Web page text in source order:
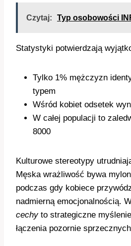
Czytaj: Typ osobowości
Statystyki potwierdzają
Tylko 1% mężczyzn
typem
Wśród kobiet odsetek
W całej populacji to
8000
Kulturowe stereotypy
Męska wrażliwość bywa
podczas gdy kobiece
nadmierną emocjonalnością.
cechyto strategiczne
łączenia pozornie